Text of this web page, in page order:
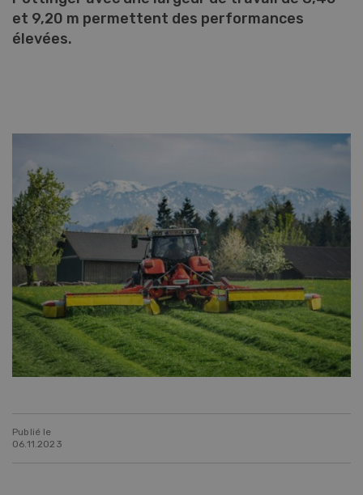
et 9,20 m permettent des performances
élevées.
Publié le
06.11.2023